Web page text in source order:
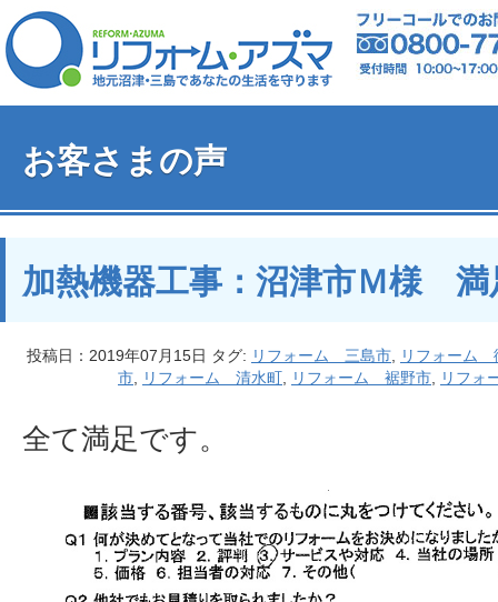
お客さまの声
加熱機器工事：沼津市Ｍ様 満
投稿日：2019年07月15日 タグ: リフォーム 三島市
リフォーム
市
リフォーム 清水町 リフォーム 裾野市 リフォ
全て満足です。